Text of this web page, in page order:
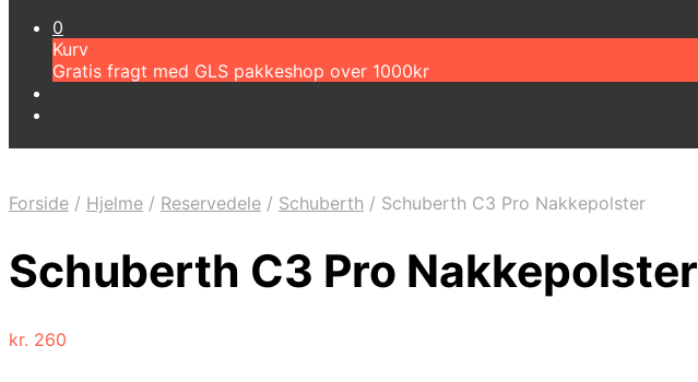
0
Kurv
Gratis fragt med GLS pakkeshop over 1000kr
Forside / Hjelme / Reservedele / Schuberth / Schuberth C3 Pro Nakkepolster
Schuberth C3 Pro Nakkepolster
kr. 260